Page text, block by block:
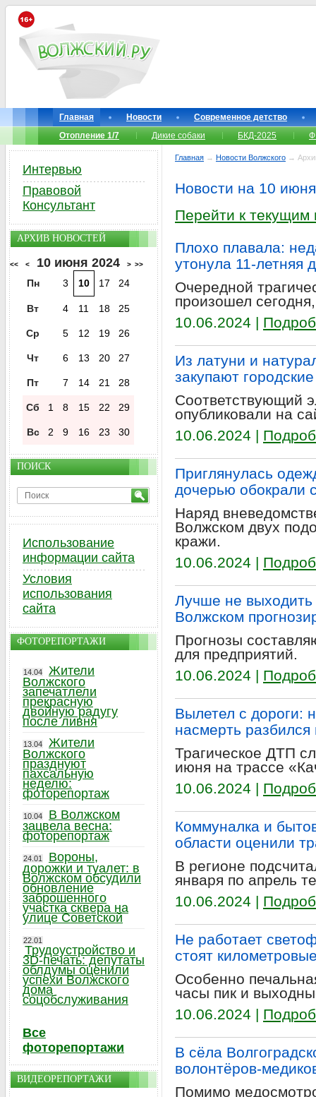
Главная Новости
Современное детство
Отопление 1/7
Дикие собаки БКД-2025
Главная → Новости Волжского →
Новости на 10
Перейти к текущим
Плохо плавала:
утонула 11-летняя
Очередной
произошел
10.06.2024 |
Из латуни и
закупают
Соответствующий
опубликовали на
10.06.2024 |
Приглянулась
дочерью обокрали
Наряд
Волжском двух
кражи.
10.06.2024 |
Лучше не выходить
Волжском
Прогнозы
для предприятий.
10.06.2024 |
Вылетел с дороги:
насмерть разбился
Трагическое ДТП
июня на трассе
10.06.2024 |
Коммуналка и
области оценили
В регионе
января по апрель
10.06.2024 |
Не работает
стоят
Особенно
часы пик и
10.06.2024 |
В сёла
волонтёров-
Помимо
Интервью
Правовой
Консультант
АРХИВ НОВОСТЕЙ
<< < 10 июня 2024 > >>
Пн 3 10 17 24
Вт 4 11 18 25
Ср 5 12 19 26
Чт 6 13 20 27
Пт 7 14 21 28
Сб 1 8 15 22 29
Вс 2 9 16 23 30
ПОИСК
Использование
информации сайта
Условия
использования
сайта
ФОТОРЕПОРТАЖИ
14.04
Жители
Волжского
запечатлели
прекрасную
двойную радугу
после ливня
13.04
Жители
Волжского
празднуют
пахсальную
неделю:
фоторепортаж
10.04
В Волжском
зацвела весна:
фоторепортаж
24.01
Вороны,
дорожки и туалет: в
Волжском обсудили
обновление
заброшенного
участка сквера на
улице Советской
22.01
Трудоустройство и
3D-печать: депутаты
облдумы оценили
успехи Волжского
дома
соцобслуживания
Все
фоторепортажи
ВИДЕОРЕПОРТАЖИ